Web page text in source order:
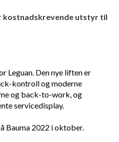
kostnadskrevende utstyr til
Leguan. Den nye liften er
kontroll og moderne
og back-to-work, og
servicedisplay.
Bauma 2022 i oktober.